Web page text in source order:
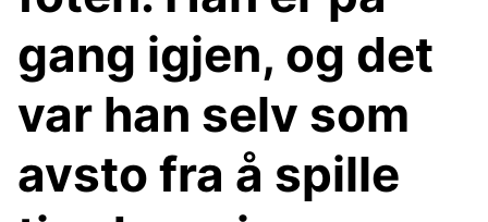
gang igjen, og det
var han selv som
avsto fra å spille